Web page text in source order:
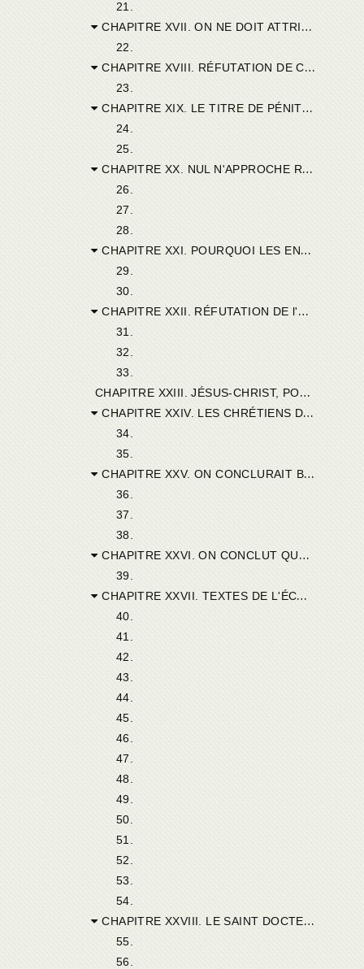
21.
CHAPITRE XVII. ON NE DOIT ATTRIBUER AUX ENFANTS AUCUN PÉCHÉ PERSONNEL.
22.
CHAPITRE XVIII. RÉFUTATION DE CEUX QUI VEULENT QUE LES ENFANTS SOIENT BAPTISÉS, NON POUR LA RÉMISSION DU PÉCHÉ, MAIS POUR OBTENIR LE ROYAUME DES CIEUX.
23.
CHAPITRE XIX. LE TITRE DE PÉNITENTS PEUT S'APPLIQUER AUX ENFANTS AUTANT QUE CELUI DE FIDÈLES. LES PÉCHÉS SEULS SÉPARENT L'HOMME D'AVEC DIEU.
24.
25.
CHAPITRE XX. NUL N'APPROCHE RÉGULIÈREMENT DE LA TABLE DU SEIGNEUR AVANT D'AVOIR REÇU LE BAPTÊME.
26.
27.
28.
CHAPITRE XXI. POURQUOI LES ENFANTS MEURENT-ILS, LES UNS BAPTISÉS ET LES AUTRES SANS BAPTÈME ? MYSTÈRE INSONDABLE.
29.
30.
CHAPITRE XXII. RÉFUTATION DE l'OPINION QUI PRÉTEND QUE LES AXES, POUR AVOIR COMMIS DANS UNE AUTRE VIE CERTAINS PÉCHÉS, SONT JETÉES CAPTIVES EN DES CORPS EN HARMONIE AVEC LEURS MÉRITES, ET Y SONT PLUS OU MOINS CHÂTIÉES.
31.
32.
33.
C
HAPITRE XXIII. JÉSUS-CHRIST, POUR LES ENFANTS MÊMES, EST SAUVEUR ET RÉDEMPTEUR.
CHAPITRE XXIV. LES CHRÉTIENS D'AFRIQUE APPELLENT EUX-MÊMES LE BAPTÊME LE SALUT, ET L'EUCHARISTIE LA VIE.
34.
35.
CHAPITRE XXV. ON CONCLURAIT BIEN A TORT DE L'ÉVANGILE QUE LES PETITS ENFANTS SOIENT ILLUMINÉS DÉS LEUR NAISSANCE.
36.
37.
38.
CHAPITRE XXVI. ON CONCLUT QUE TOUS LES HOMMES NAISSENT ASSUJÉTIS AU PÉCHÉ ORIGINEL.
39.
CHAPITRE XXVII. TEXTES DE L'ÉCRITURE.
40.
41.
42.
43.
44.
45.
46.
47.
48.
49.
50.
51.
52.
53.
54.
CHAPITRE XXVIII. LE SAINT DOCTEUR CONCLUT QUE TOUS ONT BESOIN DE LA MORT DE JÉSUS-CHRIST, POUR ÊTRE SAUVÉS. LES PETITS ENFANTS NON BAPTISÉS SERONT DANS LA DAMNATION AVEC LES DÉMONS. COMMENT TOUS LES HOMMES VONT A LA DAMNATION PAR ADAM, ET A LA JUSTIFICATION PAR JÉSUS-CHRIST. PERSONNE N'EST RÉCONCILIÉ AVEC DIEU, QUE PAR JÉSUS-CHRIST.
55.
56.